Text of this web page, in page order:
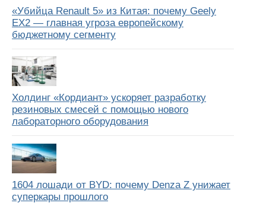
«Убийца Renault 5» из Китая: почему Geely
EX2 — главная угроза европейскому
бюджетному сегменту
Холдинг «Кордиант» ускоряет разработку
резиновых смесей с помощью нового
лабораторного оборудования
1604 лошади от BYD: почему Denza Z унижает
суперкары прошлого